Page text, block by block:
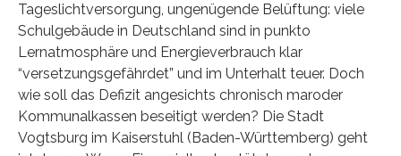
Tageslichtversorgung, ungenügende Belüftung: viele
Schulgebäude in Deutschland sind in punkto
Lernatmosphäre und Energieverbrauch klar
“versetzungsgefährdet” und im Unterhalt teuer. Doch
wie soll das Defizit angesichts chronisch maroder
Kommunalkassen beseitigt werden? Die Stadt
Vogtsburg im Kaiserstuhl (Baden-Württemberg) geht